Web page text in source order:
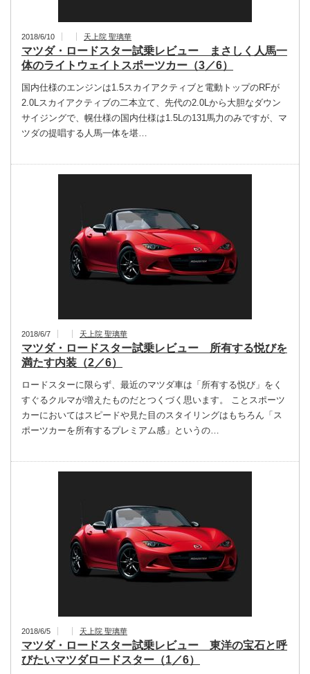
2018/6/10 天上院 聖璃華
マツダ・ロードスター試乗レビュー まさしく人馬一
体のライトウェイトスポーツカー（3／6）
国内仕様のエンジンは1.5スカイアクティブと電動トップのRFが
2.0Lスカイアクティブの二本立て、先代の2.0Lから大胆なダウン
サイジングで、幌仕様の国内仕様は1.5Lの131馬力のみですが、マ
ツダの提唱する人馬一体を堪…
2018/6/7 天上院 聖璃華
マツダ・ロードスター試乗レビュー 所有する悦びを
満たす内装（2／6）
ロードスターに限らず、最近のマツダ車は「所有する悦び」をく
すぐるクルマが増えたものだとつくづく思います。 ことスポーツ
カーにおいてはスピードや見た目のスタイリングはもちろん「ス
ポーツカーを所有するプレミアム感」というの…
2018/6/5 天上院 聖璃華
マツダ・ロードスター試乗レビュー 東洋の宝石と呼
びたいマツダロードスター（1／6）